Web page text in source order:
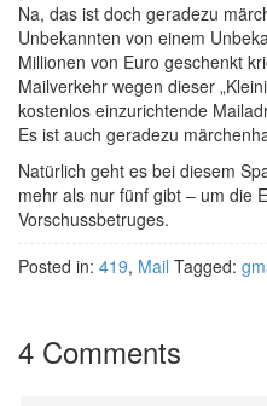
Na, das ist doch geradezu
Unbekannten von einem
Millionen von Euro geschenkt
Mailverkehr wegen dieser
kostenlos einzurichtende
Es ist auch geradezu
Natürlich geht es bei diesem
mehr als nur fünf gibt – um die
Vorschussbetruges.
Posted in: 419, Mail Tagged:
4 Comments